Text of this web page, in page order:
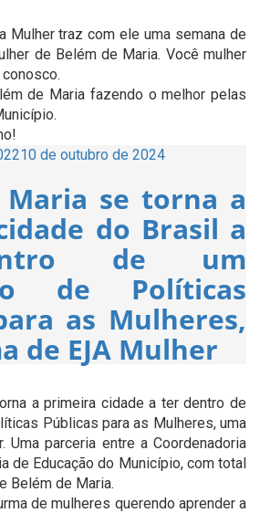
Mulher traz com ele uma semana de
de Belém de Maria. Você mulher
de Maria fazendo o melhor pelas
10 de outubro de 2024
Maria se torna a
do Brasil a
de um
de Políticas
as Mulheres,
de EJA Mulher
a primeira cidade a ter dentro de
Públicas para as Mulheres, uma
Uma parceria entre a Coordenadoria
de Educação do Município, com total
Belém de Maria.
de mulheres querendo aprender a